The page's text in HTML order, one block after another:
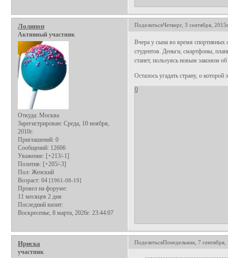
ПоделитьсяЧетверг, 3 сентября,
Лолипоп
Активный участник
Откуда: Москва
Зарегистрирован: Среда, 10 ноября,
2010г.
Приглашений: 0
Сообщений: 12606
Уважение: [+213/-1]
Позитив: [+205/-3]
Пол: Женский
Возраст: 64 [1961-08-19]
Провел на форуме:
11 месяцев 2 дня
Последний визит:
Воскресенье, 8 марта, 2026г. 23:44:07
Вчера у сына во время спортивных
студентов. Деньги, смартфоны,
станет, пользуясь новым законом
Осталось угадать страну, о которой
0
ПоделитьсяПонедельник, 7
Ириска
участник